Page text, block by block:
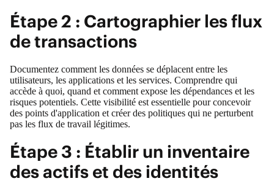
Étape 2 : Cartographier les flux
de transactions
Documentez comment les données se déplacent entre les
utilisateurs, les applications et les services. Comprendre qui
accède à quoi, quand et comment expose les dépendances et les
risques potentiels. Cette visibilité est essentielle pour concevoir
des points d'application et créer des politiques qui ne perturbent
pas les flux de travail légitimes.
Étape 3 : Établir un inventaire
des actifs et des identités